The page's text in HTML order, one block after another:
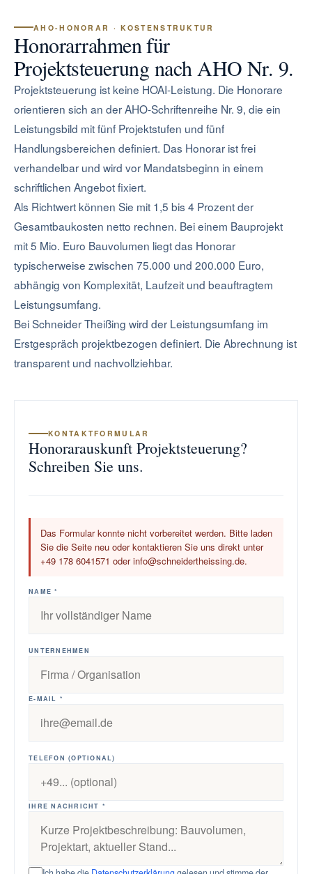
AHO-HONORAR · KOSTENSTRUKTUR
Honorarrahmen für
Projektsteuerung nach AHO Nr. 9.
Projektsteuerung ist keine HOAI-Leistung. Die Honorare
orientieren sich an der AHO-Schriftenreihe Nr. 9, die ein
Leistungsbild mit fünf Projektstufen und fünf
Handlungsbereichen definiert. Das Honorar ist frei
verhandelbar und wird vor Mandatsbeginn in einem
schriftlichen Angebot fixiert.
Als Richtwert können Sie mit 1,5 bis 4 Prozent der
Gesamtbaukosten netto rechnen. Bei einem Bauprojekt
mit 5 Mio. Euro Bauvolumen liegt das Honorar
typischerweise zwischen 75.000 und 200.000 Euro,
abhängig von Komplexität, Laufzeit und beauftragtem
Leistungsumfang.
Bei Schneider Theißing wird der Leistungsumfang im
Erstgespräch projektbezogen definiert. Die Abrechnung ist
transparent und nachvollziehbar.
KONTAKTFORMULAR
Honorarauskunft Projektsteuerung?
Schreiben Sie uns.
Das Formular konnte nicht vorbereitet werden. Bitte laden
Sie die Seite neu oder kontaktieren Sie uns direkt unter
+49 178 6041571 oder info@schneidertheissing.de.
NAME *
UNTERNEHMEN
E-MAIL *
TELEFON (OPTIONAL)
IHRE NACHRICHT *